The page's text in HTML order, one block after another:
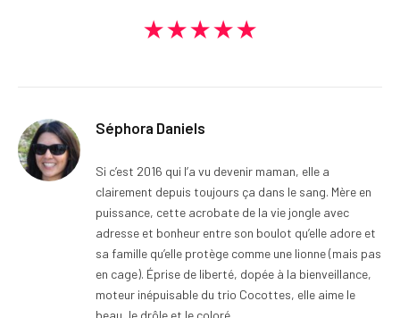
★★★★★
Séphora Daniels
Si c’est 2016 qui l’a vu devenir maman, elle a
clairement depuis toujours ça dans le sang. Mère en
puissance, cette acrobate de la vie jongle avec
adresse et bonheur entre son boulot qu’elle adore et
sa famille qu’elle protège comme une lionne (mais pas
en cage). Éprise de liberté, dopée à la bienveillance,
moteur inépuisable du trio Cocottes, elle aime le